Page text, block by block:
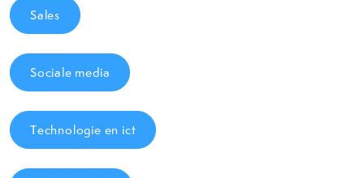
Sales
Sociale media
Technologie en ict